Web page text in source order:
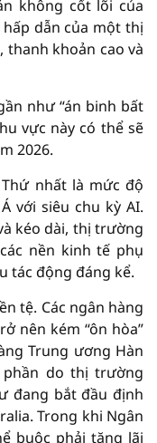
không cốt lõi của
dẫn của một thị
khoản cao và
như “án binh bất
vực này có thể sẽ
2026.
nhất là mức độ
với siêu chu kỳ AI.
kéo dài, thị trường
nền kinh tế phụ
tác động đáng kể.
tệ. Các ngân hàng
nên kém “ôn hòa”
Trung ương Hàn
do thị trường
đang bắt đầu định
Trong khi Ngân
buộc phải tăng lãi